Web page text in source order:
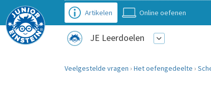
Artikelen Online oefenen
JE Leerdoelen
Veelgestelde vragen › Het oefengedeelte ›